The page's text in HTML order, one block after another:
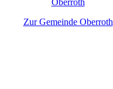
Zur Gemeinde Oberroth